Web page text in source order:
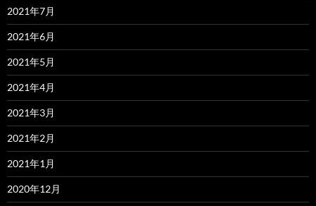
2021年7月
2021年6月
2021年5月
2021年4月
2021年3月
2021年2月
2021年1月
2020年12月